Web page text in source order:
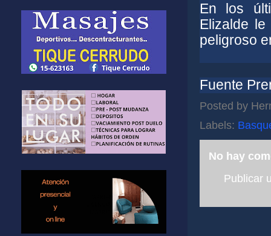
En los
Elizalde
peligroso
Fuente
Posted by
Labels:
No hay
Publicar